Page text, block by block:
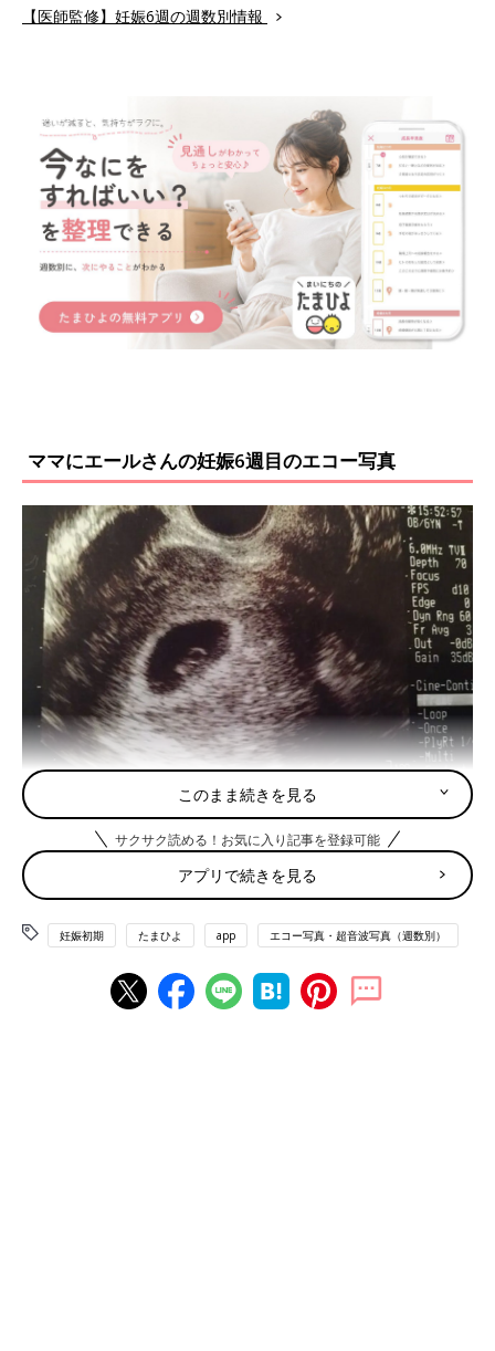
【医師監修】妊娠6週の週数別情報
ママにエールさんの妊娠6週目のエコー写真
2度“逆子”になった胎児はもう小学生！子どもと共に読み返した当時の日記＆エコ
ー画像
りあえず、診察へ」と言われて受診しましたが、妊娠初期によく
れました。ちょうどこの時、エコーで白い小さな粒を確認。「こ
れが赤ちゃんに成長していきます」と先生に聞いて、愛しさでエ
このまま続きを見る
サクサク読める！お気に入り記事を登録可能
アプリで続きを見る
妊娠初期 たまひよ app エコー写真・超音波写真（週数別）